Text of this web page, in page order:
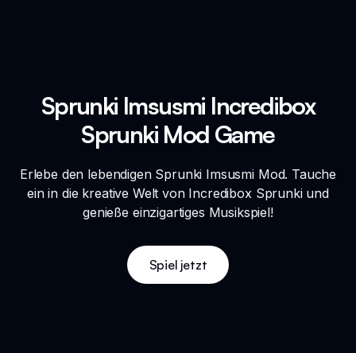
Sprunki Imsusmi Incredibox
Sprunki Mod Game
Erlebe den lebendigen Sprunki Imsusmi Mod. Tauche
ein in die kreative Welt von Incredibox Sprunki und
genieße einzigartiges Musikspiel!
Spiel jetzt